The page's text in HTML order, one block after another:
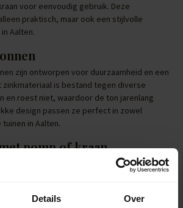
Details Over
voor eenvoudig gebruik. Deze
praktisch, maar ook een stijlvolle
Aalten.
zijn ontworpen voor duurzaamheid en een
is bestand tegen diverse
en roest niet, waardoor de ton jarenlang
design passen ze perfect in zowel
in Aalten.
pomp of kraan
met een pomp of kraan verhogen het
Met een kraan tap je eenvoudig water af
Deze functionaliteiten maken het